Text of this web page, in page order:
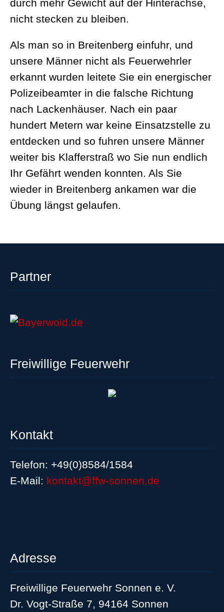
durch mehr Gewicht auf der Hinterachse,
nicht stecken zu bleiben.
Als man so in Breitenberg einfuhr, und
unsere Männer nicht als Feuerwehrler
erkannt wurden leitete Sie ein energischer
Polizeibeamter in die falsche Richtung
nach Lackenhäuser. Nach ein paar
hundert Metern war keine Einsatzstelle zu
entdecken und so fuhren unsere Männer
weiter bis Klafferstraß wo Sie nun endlich
Ihr Gefährt wenden konnten. Als Sie
wieder in Breitenberg ankamen war die
Übung längst gelaufen.
Partner
Freiwillige Feuerwehr
Kontakt
Telefon: +49(0)8584/1584
E-Mail: kontakt@ffw-sonnen.de
Adresse
Freiwillige Feuerwehr Sonnen e. V.
Dr. Vogt-Straße 7, 94164 Sonnen